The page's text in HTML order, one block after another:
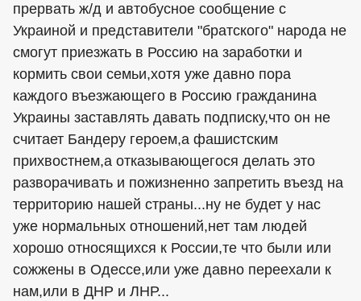
прервать ж/д и автобусное сообщение с
Украиной и представители "братского" народа не
смогут приезжать в Россию на заработки и
кормить свои семьи,хотя уже давно пора
каждого въезжающего в Россию гражданина
Украины заставлять давать подписку,что он не
считает Бандеру героем,а фашистским
прихвостнем,а отказывающегося делать это
разворачивать и пожизненно запретить въезд на
территорию нашей страны...ну не будет у нас
уже нормальных отношений,нет там людей
хорошо относящихся к России,те что были или
сожжены в Одессе,или уже давно переехали к
нам,или в ДНР и ЛНР...